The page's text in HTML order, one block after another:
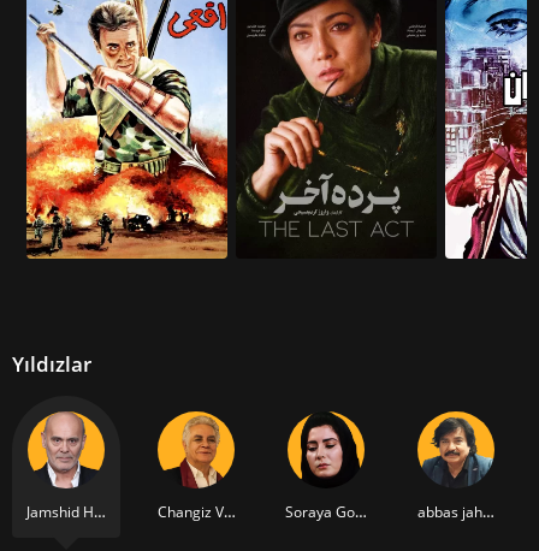
Yıldızlar
Jamshid HashempourChangiz Vossoughi Soraya Golmohammadi
abbas